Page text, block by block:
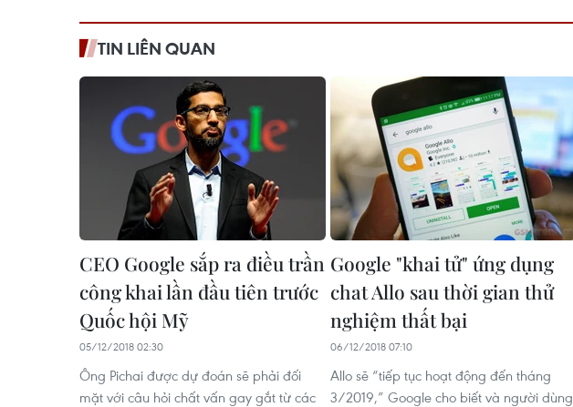
TIN LIÊN QUAN
CEO Google sắp ra điều trần
công khai lần đầu tiên trước
Quốc hội Mỹ
05/12/2018 02:30
Ông Pichai được dự đoán sẽ phải đối
mặt với câu hỏi chất vấn gay gắt từ các
Google "khai tử" ứng dụng
chat Allo sau thời gian thử
nghiệm thất bại
06/12/2018 07:10
Allo sẽ “tiếp tục hoạt động đến tháng
3/2019,” Google cho biết và người dùng